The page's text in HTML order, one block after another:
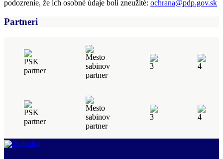
podozrenie, že ich osobné údaje boli zneužité: ochrana@pdp.gov.sk
Partneri